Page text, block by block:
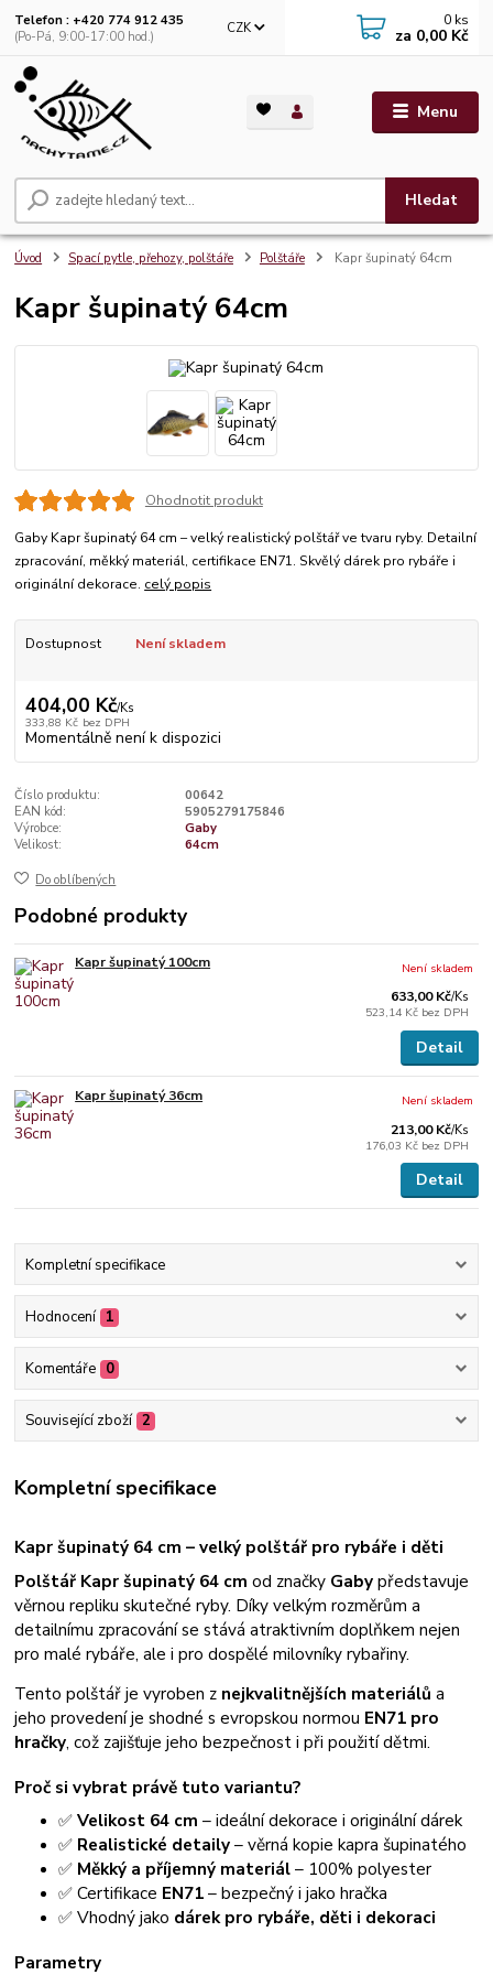
Menu
CZK
Hledat
Telefon : +420 774 912 435
(Po-Pá, 9:00-17:00 hod.)
0 ks
za 0,00 Kč
Úvod Spací pytle, přehozy, polštáře Polštáře Kapr šupinatý 64cm
Kapr šupinatý 64cm
Ohodnotit produkt
Gaby Kapr šupinatý 64 cm – velký realistický polštář ve tvaru ryby. Detailní
zpracování, měkký materiál, certifikace EN71. Skvělý dárek pro rybáře i
originální dekorace. celý popis
Dostupnost Není skladem
404,00 Kč/Ks
333,88 Kč bez DPH
Momentálně není k dispozici
Číslo produktu:
00642
EAN kód:
5905279175846
Výrobce:
Gaby
Velikost:
64cm
Do oblíbených
Podobné produkty
Kapr šupinatý 100cm
633,00 Kč/Ks
523,14 Kč bez DPH
Není skladem
Detail
Kapr šupinatý 36cm
213,00 Kč/Ks
176,03 Kč bez DPH
Není skladem
Detail
Kompletní specifikace
Hodnocení 1
Komentáře 0
Související zboží 2
Kompletní specifikace
Kapr šupinatý 64 cm – velký polštář pro rybáře i děti
Polštář Kapr šupinatý 64 cm od značky Gabypředstavuje
věrnou repliku skutečné ryby. Díky velkým rozměrům a
detailnímu zpracování se stává atraktivním doplňkem nejen
pro malé rybáře, ale i pro dospělé milovníky rybařiny.
Tento polštář je vyroben z nejkvalitnějších materiálů a
jeho provedení je shodné s evropskou normou EN71 pro
hračky, což zajišťuje jeho bezpečnost i při použití dětmi.
Proč si vybrat právě tuto variantu?
✅Velikost 64 cm – ideální dekorace i originální dárek
✅ Realistické detaily– věrná kopie kapra šupinatého
✅ Měkký a příjemný materiál– 100% polyester
✅ Certifikace EN71– bezpečný i jako hračka
✅ Vhodný jako dárek pro rybáře, děti i dekoraci
Parametry